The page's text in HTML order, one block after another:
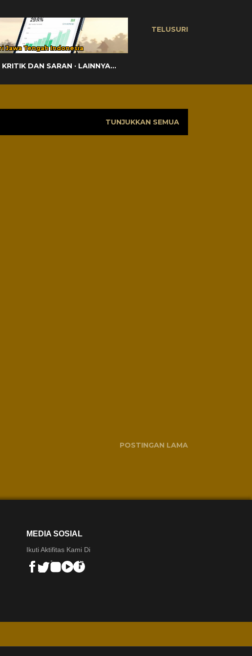
TELUSURI
Jawa Tengah Indonesia
DAN SARAN LAINNYA…
TUNJUKKAN SEMUA
POSTINGAN LAMA
MEDIA SOSIAL
Ikuti Aktifitas Kami Di